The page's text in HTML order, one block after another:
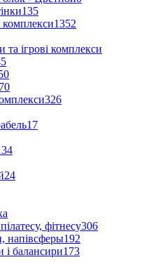
135
комплекси1352
та ігрові комплекси
326
17
24
фітнесу306
напівсферы192
і балансири173